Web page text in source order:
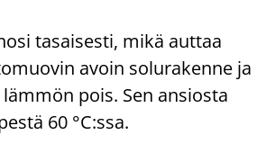
tasaisesti, mikä auttaa
avoin solurakenne ja
pois. Sen ansiosta
60 °C:ssa.